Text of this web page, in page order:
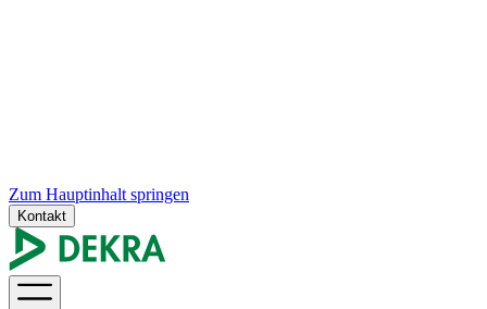
Zum Hauptinhalt springen
Kontakt